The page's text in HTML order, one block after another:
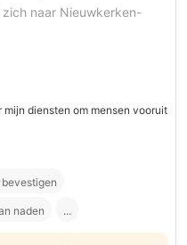
naar Nieuwkerken-
diensten om mensen vooruit
naden ...